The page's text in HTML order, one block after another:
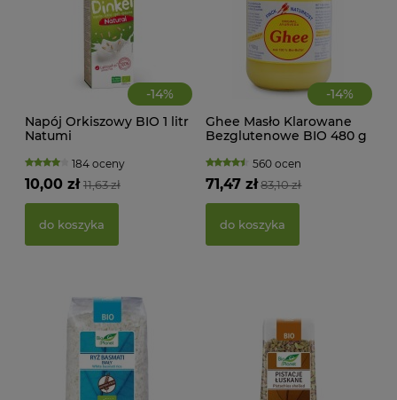
-14%
Napój Orkiszowy BIO 1 litr
Natumi
184 oceny
11,63 zł
10,00 zł
do koszyka
-14%
Ghee Masło Klarowane
Bezglutenowe BIO 480 g
560 ocen
83,10 zł
71,47 zł
do koszyka